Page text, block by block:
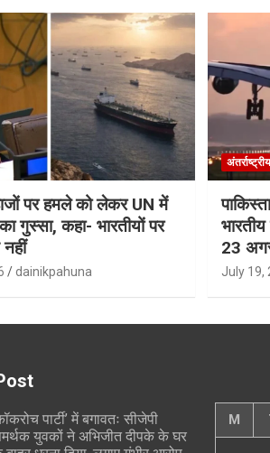
पर हमले को लेकर UN में
गुस्सा, कहा- भारतीयों पर
dainikpahuna
अंतर्राष्ट्रीय
23
July 19,
पार्टी’ में बगावतः सीजेपी
युवकों ने अभिजीत दीपके के घर
M